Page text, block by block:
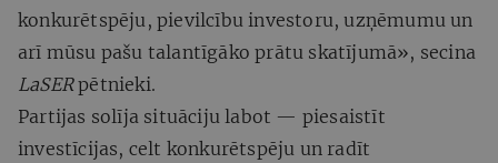
konkurētspēju, pievilcību investoru, uzņēmumu un
arī mūsu pašu talantīgāko prātu skatījumā», secina
LaSERpētnieki.
Partijas solīja situāciju labot — piesaistīt
investīcijas, celt konkurētspēju un radīt